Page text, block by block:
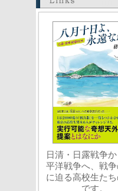
日清・日露戦争
平洋戦争へ、戦
に迫る高校生た
です。